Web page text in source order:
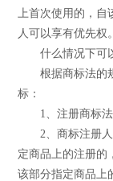
上首次使用的，
人可以享有优先权。
什么情况下可
根据商标法的规
标：
1、注册商标法
2、商标注册人
定商品上的注册的
该部分指定商品上